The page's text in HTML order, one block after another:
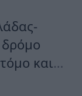
δρόμο
και